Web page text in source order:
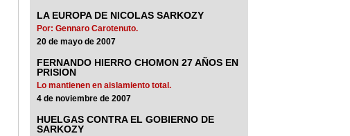
LA EUROPA DE NICOLAS SARKOZY
Por: Gennaro Carotenuto.
20 de mayo de 2007
FERNANDO HIERRO CHOMON 27 AÑOS EN
PRISION
Lo mantienen en aislamiento total.
4 de noviembre de 2007
HUELGAS CONTRA EL GOBIERNO DE
SARKOZY